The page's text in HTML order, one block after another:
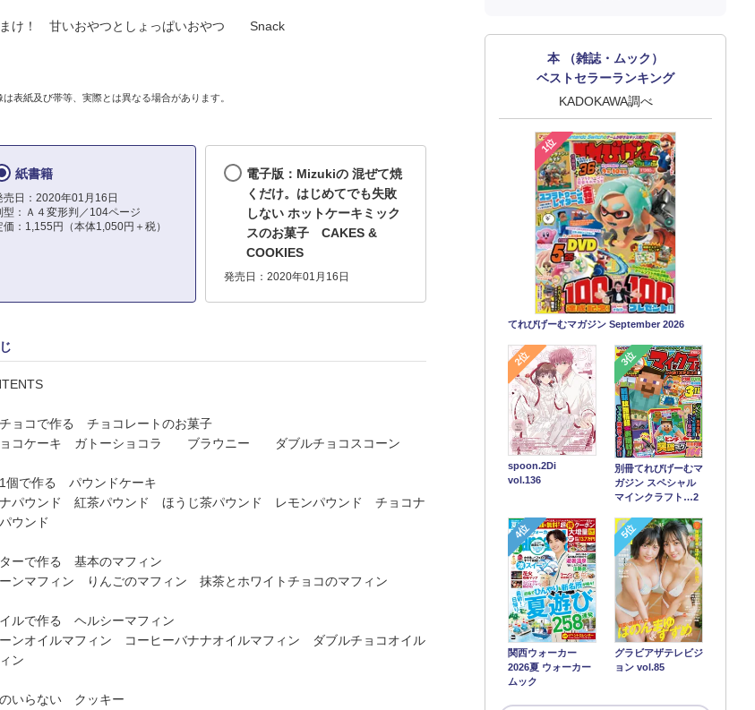
け！ 甘いおやつとしょっぱいおやつ Snack
表紙及び帯等、実際とは異なる場合があります。
紙書籍
売日：2020年01月16日
型：Ａ４変形判／104ページ
価：1,155円（本体1,050円＋税）
電子版：Mizukiの 混ぜて焼
くだけ。はじめてでも失敗
しない ホットケーキミック
スのお菓子 CAKES &
COOKIES
発売日：2020年01月16日
ョコで作る チョコレートのお菓子
コケーキ ガトーショコラ ブラウニー ダブルチョコスコーン
個で作る パウンドケーキ
パウンド 紅茶パウンド ほうじ茶パウンド レモンパウンド チョコナ
ウンド
ーで作る 基本のマフィン
ンマフィン りんごのマフィン 抹茶とホワイトチョコのマフィン
ルで作る ヘルシーマフィン
ンオイルマフィン コーヒーバナナオイルマフィン ダブルチョコオイル
ン
いらない クッキー
本 （雑誌・ムック）
ベストセラーランキング
KADOKAWA調べ
1位
てれびげーむマガジン September 2026
2位
spoon.2Di
vol.136
3位
別冊てれびげーむマ
ガジン スペシャル
マインクラフト…2
4位
関西ウォーカー
2026夏 ウォーカー
ムック
5位
グラビアザテレビジ
ョン vol.85